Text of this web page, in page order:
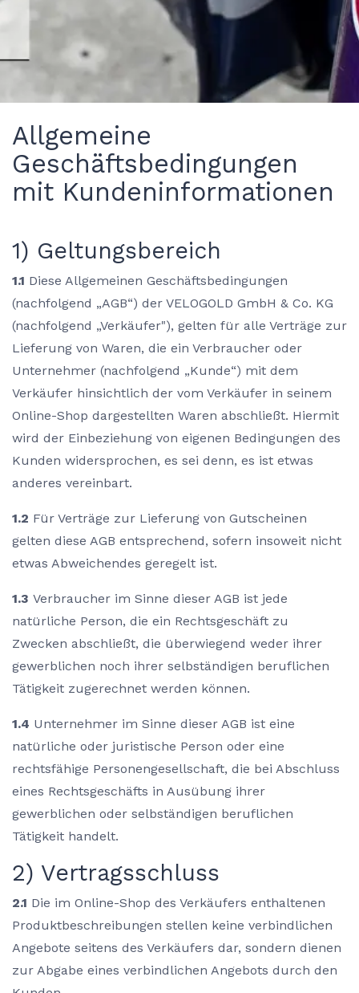
Allgemeine
Geschäftsbedingungen
mit Kundeninformationen
1) Geltungsbereich
1.1 Diese Allgemeinen Geschäftsbedingungen
(nachfolgend „AGB“) der VELOGOLD GmbH & Co. KG
(nachfolgend „Verkäufer"), gelten für alle Verträge zur
Lieferung von Waren, die ein Verbraucher oder
Unternehmer (nachfolgend „Kunde“) mit dem
Verkäufer hinsichtlich der vom Verkäufer in seinem
Online-Shop dargestellten Waren abschließt. Hiermit
wird der Einbeziehung von eigenen Bedingungen des
Kunden widersprochen, es sei denn, es ist etwas
anderes vereinbart.
1.2 Für Verträge zur Lieferung von Gutscheinen
gelten diese AGB entsprechend, sofern insoweit nicht
etwas Abweichendes geregelt ist.
1.3 Verbraucher im Sinne dieser AGB ist jede
natürliche Person, die ein Rechtsgeschäft zu
Zwecken abschließt, die überwiegend weder ihrer
gewerblichen noch ihrer selbständigen beruflichen
Tätigkeit zugerechnet werden können.
1.4 Unternehmer im Sinne dieser AGB ist eine
natürliche oder juristische Person oder eine
rechtsfähige Personengesellschaft, die bei Abschluss
eines Rechtsgeschäfts in Ausübung ihrer
gewerblichen oder selbständigen beruflichen
Tätigkeit handelt.
2) Vertragsschluss
2.1 Die im Online-Shop des Verkäufers enthaltenen
Produktbeschreibungen stellen keine verbindlichen
Angebote seitens des Verkäufers dar, sondern dienen
zur Abgabe eines verbindlichen Angebots durch den